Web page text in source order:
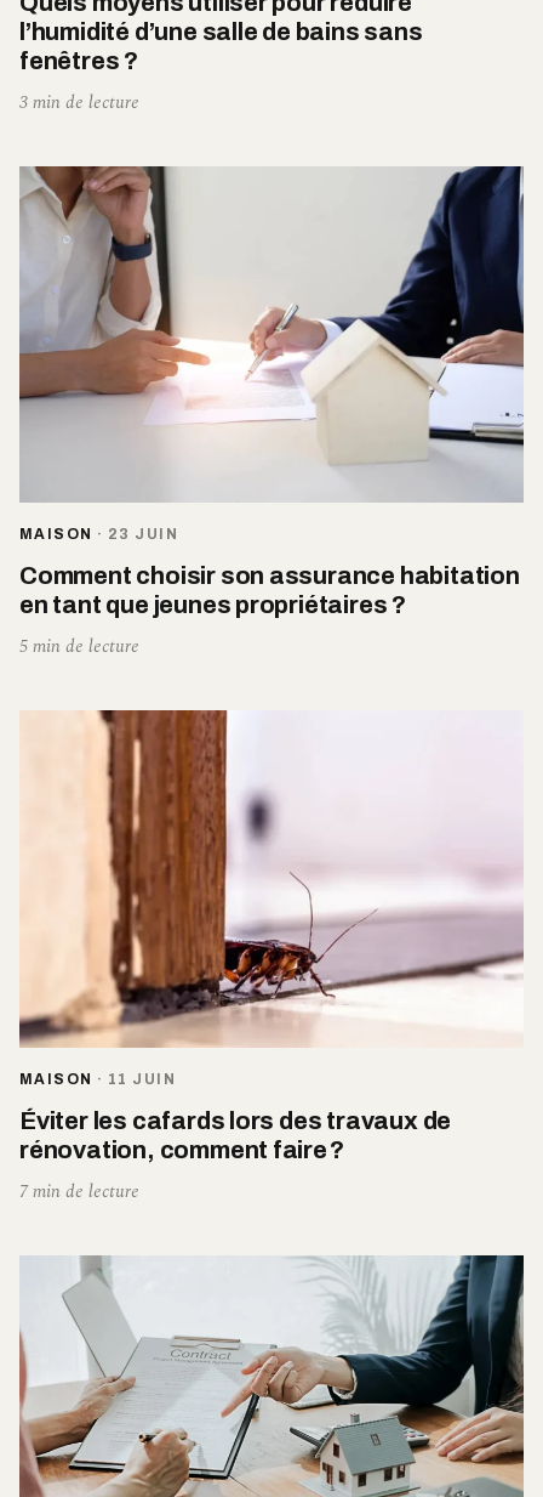
l’humidité d’une salle de bains sans
fenêtres ?
3 min de lecture
MAISON · 23 JUIN
Comment choisir son assurance habitation
en tant que jeunes propriétaires ?
5 min de lecture
MAISON · 11 JUIN
Éviter les cafards lors des travaux de
rénovation, comment faire ?
7 min de lecture